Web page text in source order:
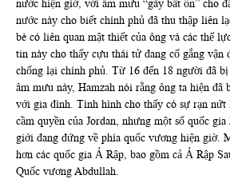
nước hiện giờ, với âm mưu “gây bất ổn” cho
nước này cho biết chính phủ đã thu thập liên
bè có liên quan mật thiết của ông và các thế
tin này cho thấy cựu thái tử đang cố gắng vận
chống lại chính phủ. Từ 16 đến 18 người đã
âm mưu này, Hamzah nói rằng ông ta hiện đã
với gia đình. Tình hình cho thấy có sự rạn nứt
cầm quyền của Jordan, nhưng một số quốc
giới đang đứng về phía quốc vương hiện giờ.
hơn các quốc gia Ả Rập, bao gồm cả Ả Rập
Quốc vương Abdullah.